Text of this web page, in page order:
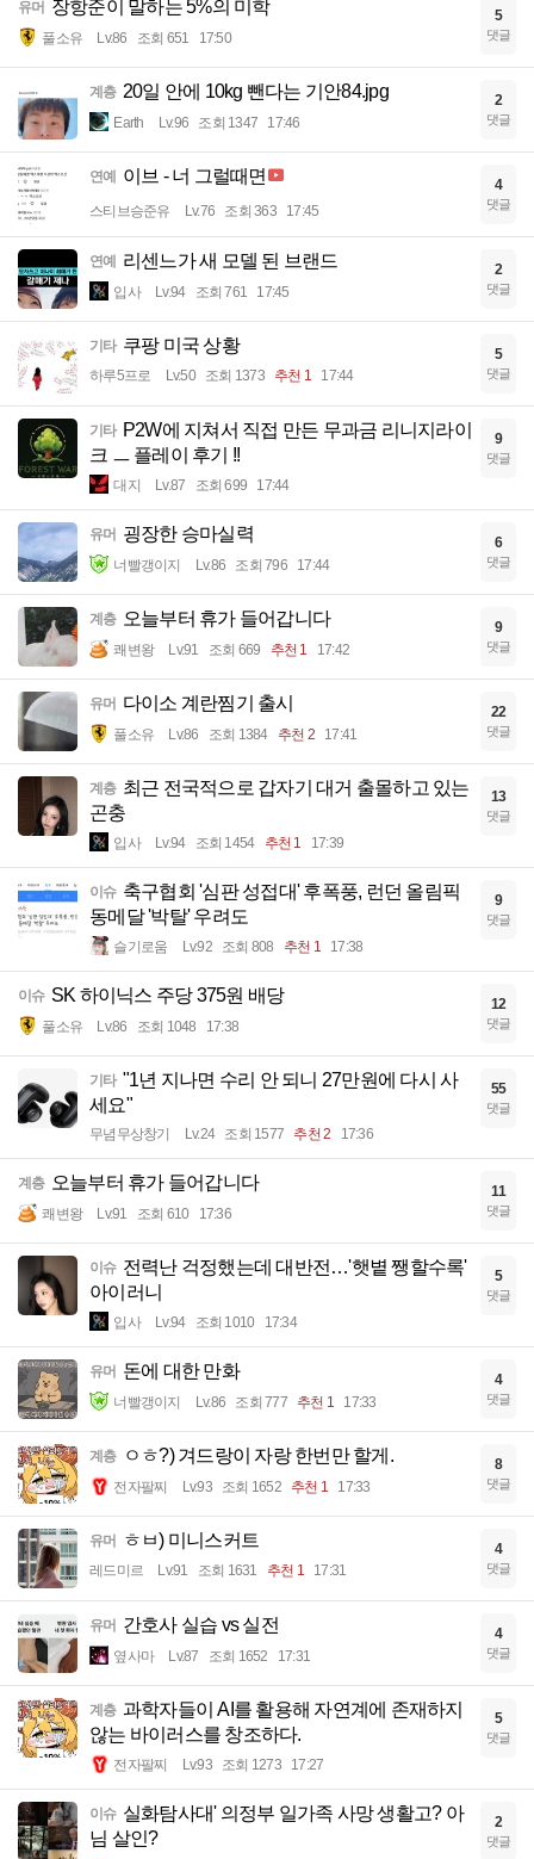
유머 장항준이 말하는 5%의 미학
풀소유 Lv.86 조회 651 17:50
5
댓글
계층 20일 안에 10kg 뺀다는 기안84.jpg
Earth Lv.96 조회 1347 17:46
2
댓글
연예 이브 - 너 그럴때면
스티브승준유 Lv.76 조회 363 17:45
4
댓글
연예 리센느가 새 모델 된 브랜드
입사 Lv.94 조회 761 17:45
2
댓글
기타 쿠팡 미국 상황
하루5프로 Lv.50 조회 1373 추천 1 17:44
5
댓글
기타 P2W에 지쳐서 직접 만든 무과금 리니지라이
크 ㅡ 플레이 후기 !!
대지 Lv.87 조회 699 17:44
9
댓글
유머 굉장한 승마실력
너빨갱이지 Lv.86 조회 796 17:44
6
댓글
계층 오늘부터 휴가 들어갑니다
쾌변왕 Lv.91 조회 669 추천 1 17:42
9
댓글
유머 다이소 계란찜기 출시
풀소유 Lv.86 조회 1384 추천 2 17:41
22
댓글
계층 최근 전국적으로 갑자기 대거 출몰하고 있는
곤충
입사 Lv.94 조회 1454 추천 1 17:39
13
댓글
이슈 축구협회 '심판 성접대' 후폭풍, 런던 올림픽
동메달 '박탈' 우려도
슬기로움 Lv.92 조회 808 추천 1 17:38
9
댓글
이슈 SK 하이닉스 주당 375원 배당
풀소유 Lv.86 조회 1048 17:38
12
댓글
기타 "1년 지나면 수리 안 되니 27만원에 다시 사
세요"
무념무상창기 Lv.24 조회 1577 추천 2 17:36
55
댓글
계층 오늘부터 휴가 들어갑니다
쾌변왕 Lv.91 조회 610 17:36
11
댓글
이슈 전력난 걱정했는데 대반전…'햇볕 쨍할수록'
아이러니
입사 Lv.94 조회 1010 17:34
5
댓글
유머 돈에 대한 만화
너빨갱이지 Lv.86 조회 777 추천 1 17:33
4
댓글
계층 ㅇㅎ?) 겨드랑이 자랑 한번만 할게.
전자팔찌 Lv.93 조회 1652 추천 1 17:33
8
댓글
유머 ㅎㅂ) 미니스커트
레드미르 Lv.91 조회 1631 추천 1 17:31
4
댓글
유머 간호사 실습 vs 실전
옆사마 Lv.87 조회 1652 17:31
4
댓글
계층 과학자들이 AI를 활용해 자연계에 존재하지
않는 바이러스를 창조하다.
전자팔찌 Lv.93 조회 1273 17:27
5
댓글
이슈 실화탐사대' 의정부 일가족 사망 생활고? 아
님 살인?
2
댓글